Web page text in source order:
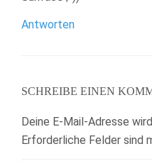
Antworten
SCHREIBE EINEN
Deine E-Mail-Adresse
Erforderliche Felder sind